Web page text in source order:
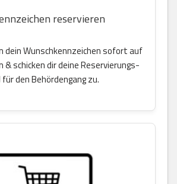
reservieren
dein Wunschkennzeichen sofort auf
& schicken dir deine Reservierungs-
für den Behördengang zu.